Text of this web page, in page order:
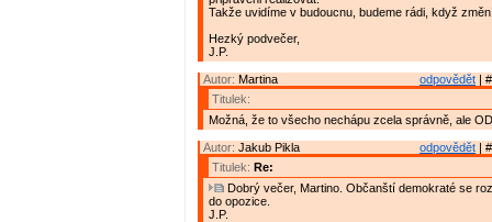
Takže uvidíme v budoucnu, budeme rádi, když
Hezký podvečer,
J.P.
odpovědět |
Autor: Martina
Titulek:
Možná, že to všecho nechápu zcela správně, ale
odpovědět |
Autor: Jakub Pikla
Titulek: Re:
Dobrý večer, Martino. Občanští demokraté se
do opozice.
J.P.